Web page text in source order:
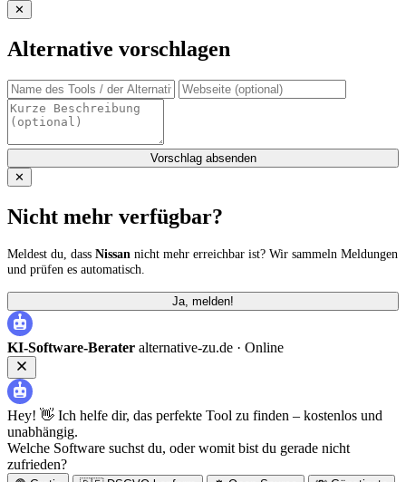
✕
Alternative vorschlagen
Vorschlag absenden
✕
Nicht mehr verfügbar?
Meldest du, dass Nissan nicht mehr erreichbar ist? Wir sammeln Meldungen
und prüfen es automatisch.
Ja, melden!
KI-Software-Berater alternative-zu.de · Online
Hey! 👋 Ich helfe dir, das perfekte Tool zu finden – kostenlos und
unabhängig.
Welche Software suchst du, oder womit bist du gerade nicht
zufrieden?